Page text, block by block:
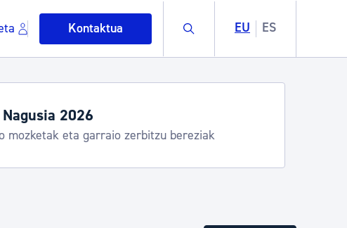
Kontaktua Buscar EU ES
2026
mozketak eta garraio zerbitzu bereziak